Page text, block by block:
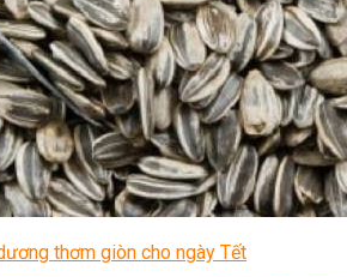
thơm giòn cho ngày Tết